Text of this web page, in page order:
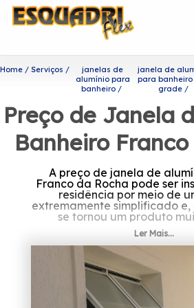
Home Serviços
janelas de
alumínio para
banheiro
janela de
para banheiro
grade
Preço de Janela
Banheiro
A preço de janela de
Franco da Rocha pode ser
residência por meio de
extremamente simplificado e,
se tornou um produto
Quer saber mais
de janela de
banheiro Franco
A Esquadriflex é uma das
Ler Mais...